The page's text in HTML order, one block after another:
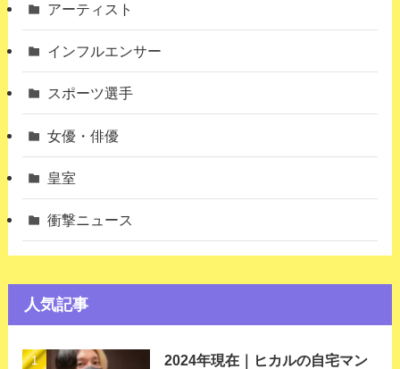
アーティスト
インフルエンサー
スポーツ選手
女優・俳優
皇室
衝撃ニュース
人気記事
2024年現在｜ヒカルの自宅マン